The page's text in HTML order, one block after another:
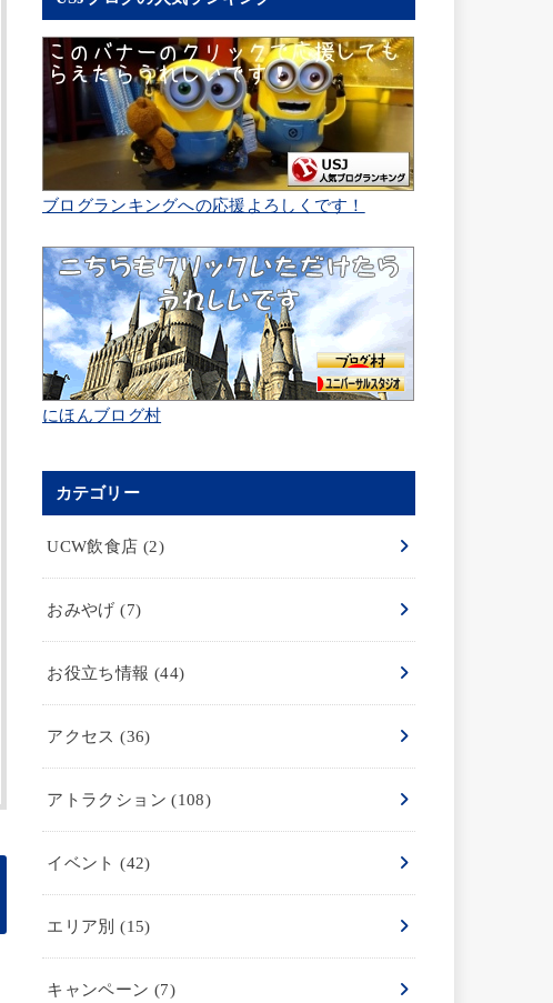
ブログランキングへの応援よろしくです！
にほんブログ村
カテゴリー
UCW飲食店 (2)
おみやげ(7)
お役立ち情報 (44)
アクセス(36)
アトラクション(108)
イベント(42)
エリア別(15)
キャンペーン (7)